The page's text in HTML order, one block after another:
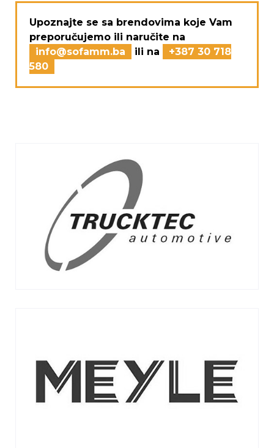
Upoznajte se sa brendovima koje Vam
preporučujemo ili naručite na
info@sofamm.ba
ili na
+387 30 718
580